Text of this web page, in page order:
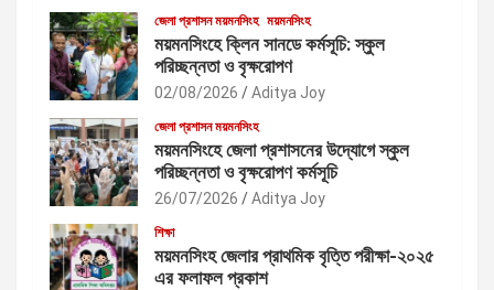
জেলা প্রশাসন ময়মনসিংহ ময়মনসিংহ
ময়মনসিংহে ক্লিন সানডে কর্মসূচি: স্কুল
পরিচ্ছন্নতা ও বৃক্ষরোপণ
02/08/2026 Aditya Joy
জেলা প্রশাসন ময়মনসিংহ
ময়মনসিংহে জেলা প্রশাসনের উদ্যোগে স্কুল
পরিচ্ছন্নতা ও বৃক্ষরোপণ কর্মসূচি
26/07/2026 Aditya Joy
শিক্ষা
ময়মনসিংহ জেলার প্রাথমিক বৃত্তি পরীক্ষা-২০২৫
এর ফলাফল প্রকাশ